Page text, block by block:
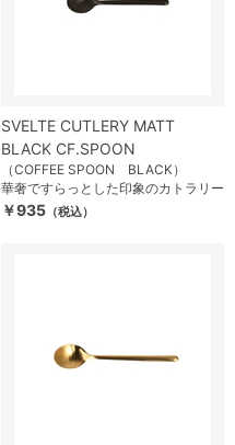
SVELTE CUTLERY MATT
BLACK CF.SPOON
（COFFEE SPOON BLACK）
華奢ですらっとした印象のカトラリー
￥935 （税込）